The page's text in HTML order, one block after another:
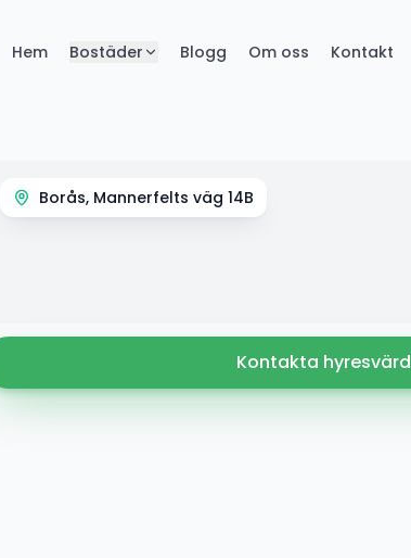
Hem Bostäder Blogg Om oss Kontakt
Borås, Mannerfelts väg 14B
Kontakta hyresvärd